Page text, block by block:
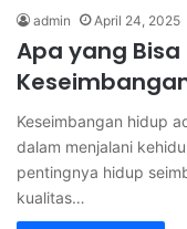
admin April 24, 2025
Apa yang
Keseimbangan hidup
dalam menjalani
pentingnya hidup
kualitas…